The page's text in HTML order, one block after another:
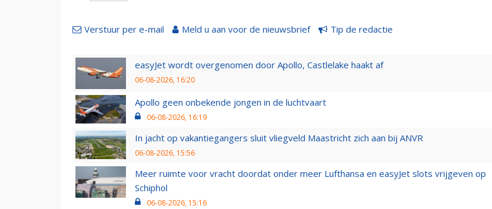
Verstuur per e-mail Meld u aan voor de nieuwsbrief Tip de redactie
easyJet wordt overgenomen door Apollo, Castlelake haakt af
06-08-2026, 16:20
Apollo geen onbekende jongen in de luchtvaart
06-08-2026, 16:19
In jacht op vakantiegangers sluit vliegveld Maastricht zich aan bij ANVR
06-08-2026, 15:56
Meer ruimte voor vracht doordat onder meer Lufthansa en easyJet slots vrijgeven op
Schiphol
06-08-2026, 15:16